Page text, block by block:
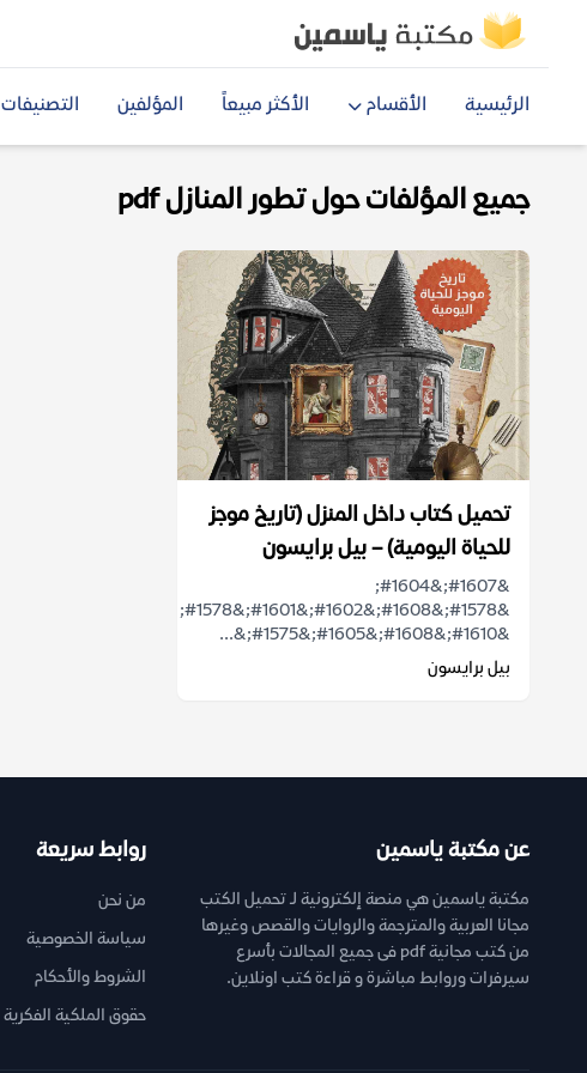
الرئيسية الأقسام الأكثر مبيعاً المؤلفين التصنيفات
جميع المؤلفات حول تطور المنازل pdf
تحميل كتاب داخل المنزل (تاريخ موجز
للحياة اليومية) – بيل برايسون
&#1607;&#1604;
&#1578;&#1608;&#1602;&#1601;&#1578;
&#1610;&#1608;&#1605;&#1575;&...
بيل برايسون
عن مكتبة ياسمين
مكتبة ياسمين هي منصة إلكترونية لـ تحميل الكتب
مجانا العربية والمترجمة والروايات والقصص وغيرها
من كتب مجانية pdf فى جميع المجالات بأسرع
سيرفرات وروابط مباشرة و قراءة كتب اونلاين.
روابط سريعة
من نحن
سياسة الخصوصية
الشروط والأحكام
حقوق الملكية الفكرية